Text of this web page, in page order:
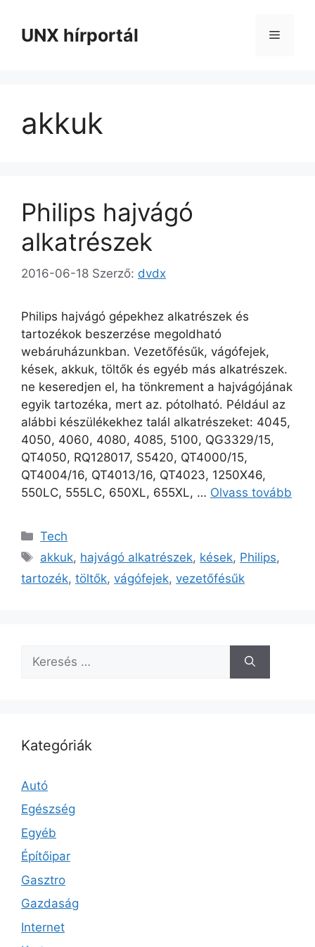
tartalomba
UNX hírportál Menü
akkuk
Philips hajvágó
alkatrészek
2016-06-18 Szerző: dvdx
Philips hajvágó gépekhez alkatrészek és
tartozékok beszerzése megoldható
webáruházunkban. Vezetőfésűk, vágófejek,
kések, akkuk, töltők és egyéb más alkatrészek.
ne keseredjen el, ha tönkrement a hajvágójának
egyik tartozéka, mert az. pótolható. Például az
alábbi készülékekhez talál alkatrészeket: 4045,
4050, 4060, 4080, 4085, 5100, QG3329/15,
QT4050, RQ128017, S5420, QT4000/15,
QT4004/16, QT4013/16, QT4023, 1250X46,
550LC, 555LC, 650XL, 655XL, … Olvass tovább
Kategória
Tech
Címkék
akkuk, hajvágó alkatrészek, kések, Philips,
tartozék, töltők, vágófejek, vezetőfésűk
Keresés:
Kategóriák
Autó
Egészség
Egyéb
Építőipar
Gasztro
Gazdaság
Internet